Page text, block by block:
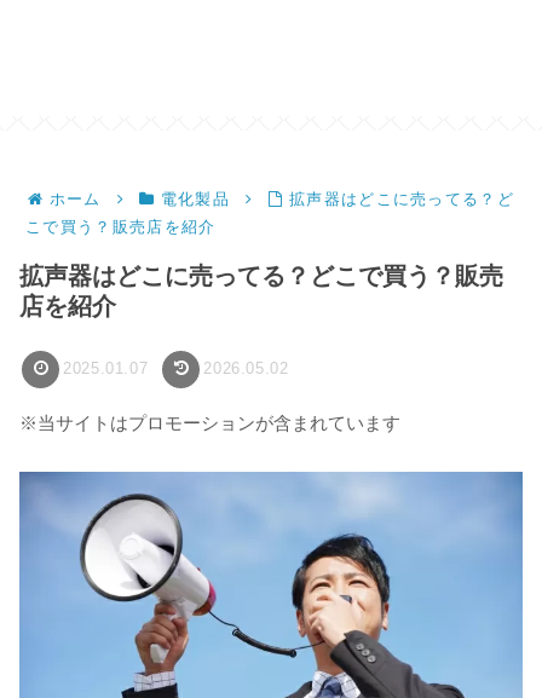
ホーム 電化製品
拡声器はどこに売ってる？ど
こで買う？販売店を紹介
拡声器はどこに売ってる？どこで買う？販売
店を紹介
2025.01.07 2026.05.02
※当サイトはプロモーションが含まれています